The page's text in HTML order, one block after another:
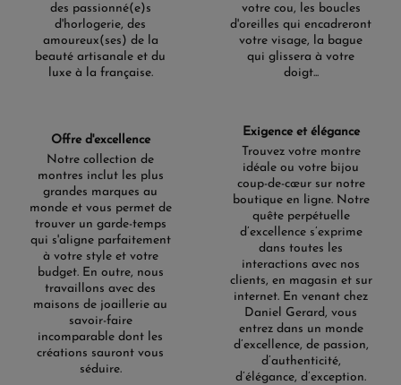
des passionné(e)s
d'horlogerie, des
amoureux(ses) de la
beauté artisanale et du
luxe à la française.
votre cou, les boucles
d'oreilles qui encadreront
votre visage, la bague
qui glissera à votre
doigt...
Offre d'excellence
Notre collection de
montres inclut les plus
grandes marques au
monde et vous permet de
trouver un garde-temps
qui s'aligne parfaitement
à votre style et votre
budget. En outre, nous
travaillons avec des
maisons de joaillerie au
savoir-faire
incomparable dont les
créations sauront vous
séduire.
Exigence et élégance
Trouvez votre montre
idéale ou votre bijou
coup-de-cœur sur notre
boutique en ligne. Notre
quête perpétuelle
d’excellence s’exprime
dans toutes les
interactions avec nos
clients, en magasin et sur
internet. En venant chez
Daniel Gerard, vous
entrez dans un monde
d’excellence, de passion,
d’authenticité,
d’élégance, d’exception.